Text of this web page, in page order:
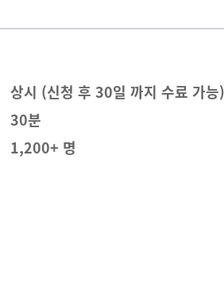
상시 (신청 후 30일 까지 수료 가능)
30분
1,200+ 명